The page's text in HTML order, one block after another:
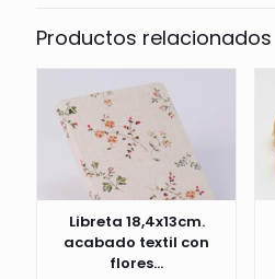
Productos relacionados
Libreta 18,4x13cm.
acabado textil con
flores...